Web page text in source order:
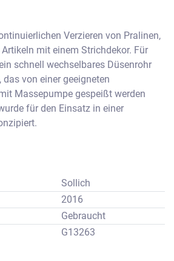
Verzieren von Pralinen,
mit einem Strichdekor. Für
schnell wechselbares Düsenrohr
von einer geeigneten
Massepumpe gespeißt werden
für den Einsatz in einer
können vom Standard abweichen.
Sollich
2016
Gebraucht
G13263